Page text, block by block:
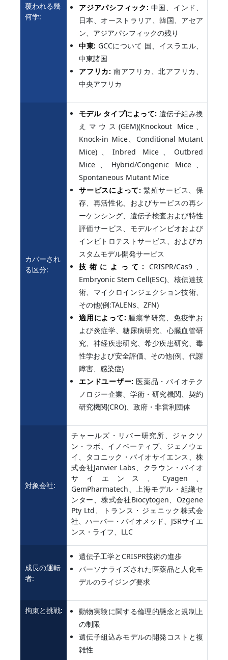
覆われる幾
何学:
アジアパシフィック: 中国、インド、
日本、オーストラリア、韓国、アセア
ン、アジアパシフィックの残り
中東: GCCについて 国、イスラエル、
中東諸国
アフリカ: 南アフリカ、北アフリカ、
中央アフリカ
カバーされ
る区分:
モデル タイプによって: 遺伝子組み換
えマウス(GEM)(Knockout Mice、
Knock-in Mice、Conditional Mutant
Mice)、Inbred Mice、Outbred
Mice、Hybrid/Congenic Mice、
Spontaneous Mutant Mice
サービスによって: 繁殖サービス、保
存、再活性化、およびサービスの再シ
ーケンシング、遺伝子検査および特性
評価サービス、モデルインビオおよび
インビトロテストサービス、およびカ
スタムモデル開発サービス
技術によって: CRISPR/Cas9、
Embryonic Stem Cell(ESC)、核伝達技
術、マイクロインジェクション技術、
その他(例:TALENs、ZFN)
適用によって: 腫瘍学研究、免疫学お
よび炎症学、糖尿病研究、心臓血管研
究、神経疾患研究、希少疾患研究、毒
性学および安全評価、その他(例、代謝
障害、感染症)
エンドユーザー: 医薬品・バイオテク
ノロジー企業、学術・研究機関、契約
研究機関(CRO)、政府・非営利団体
対象会社:
チャールズ・リバー研究所、ジャクソ
ン・ラボ、イノベーティブ、ジェノウェ
イ、タコニック・バイオサイエンス、株
式会社Janvier Labs、クラウン・バイオ
サイエンス、Cyagen、
GemPharmatech、上海モデル・組織セ
ンター、株式会社Biocytogen、Ozgene
Pty Ltd、トランス・ジェニック株式会
社、ハーバー・バイオメッド、JSRサイエ
ンス・ライフ、LLC
成長の運転
者:
遺伝子工学とCRISPR技術の進歩
パーソナライズされた医薬品と人化モ
デルのライジング要求
拘束と挑戦:
動物実験に関する倫理的懸念と規制上
の制限
遺伝子組込みモデルの開発コストと複
雑性